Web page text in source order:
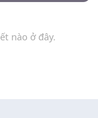
nào ở đây.